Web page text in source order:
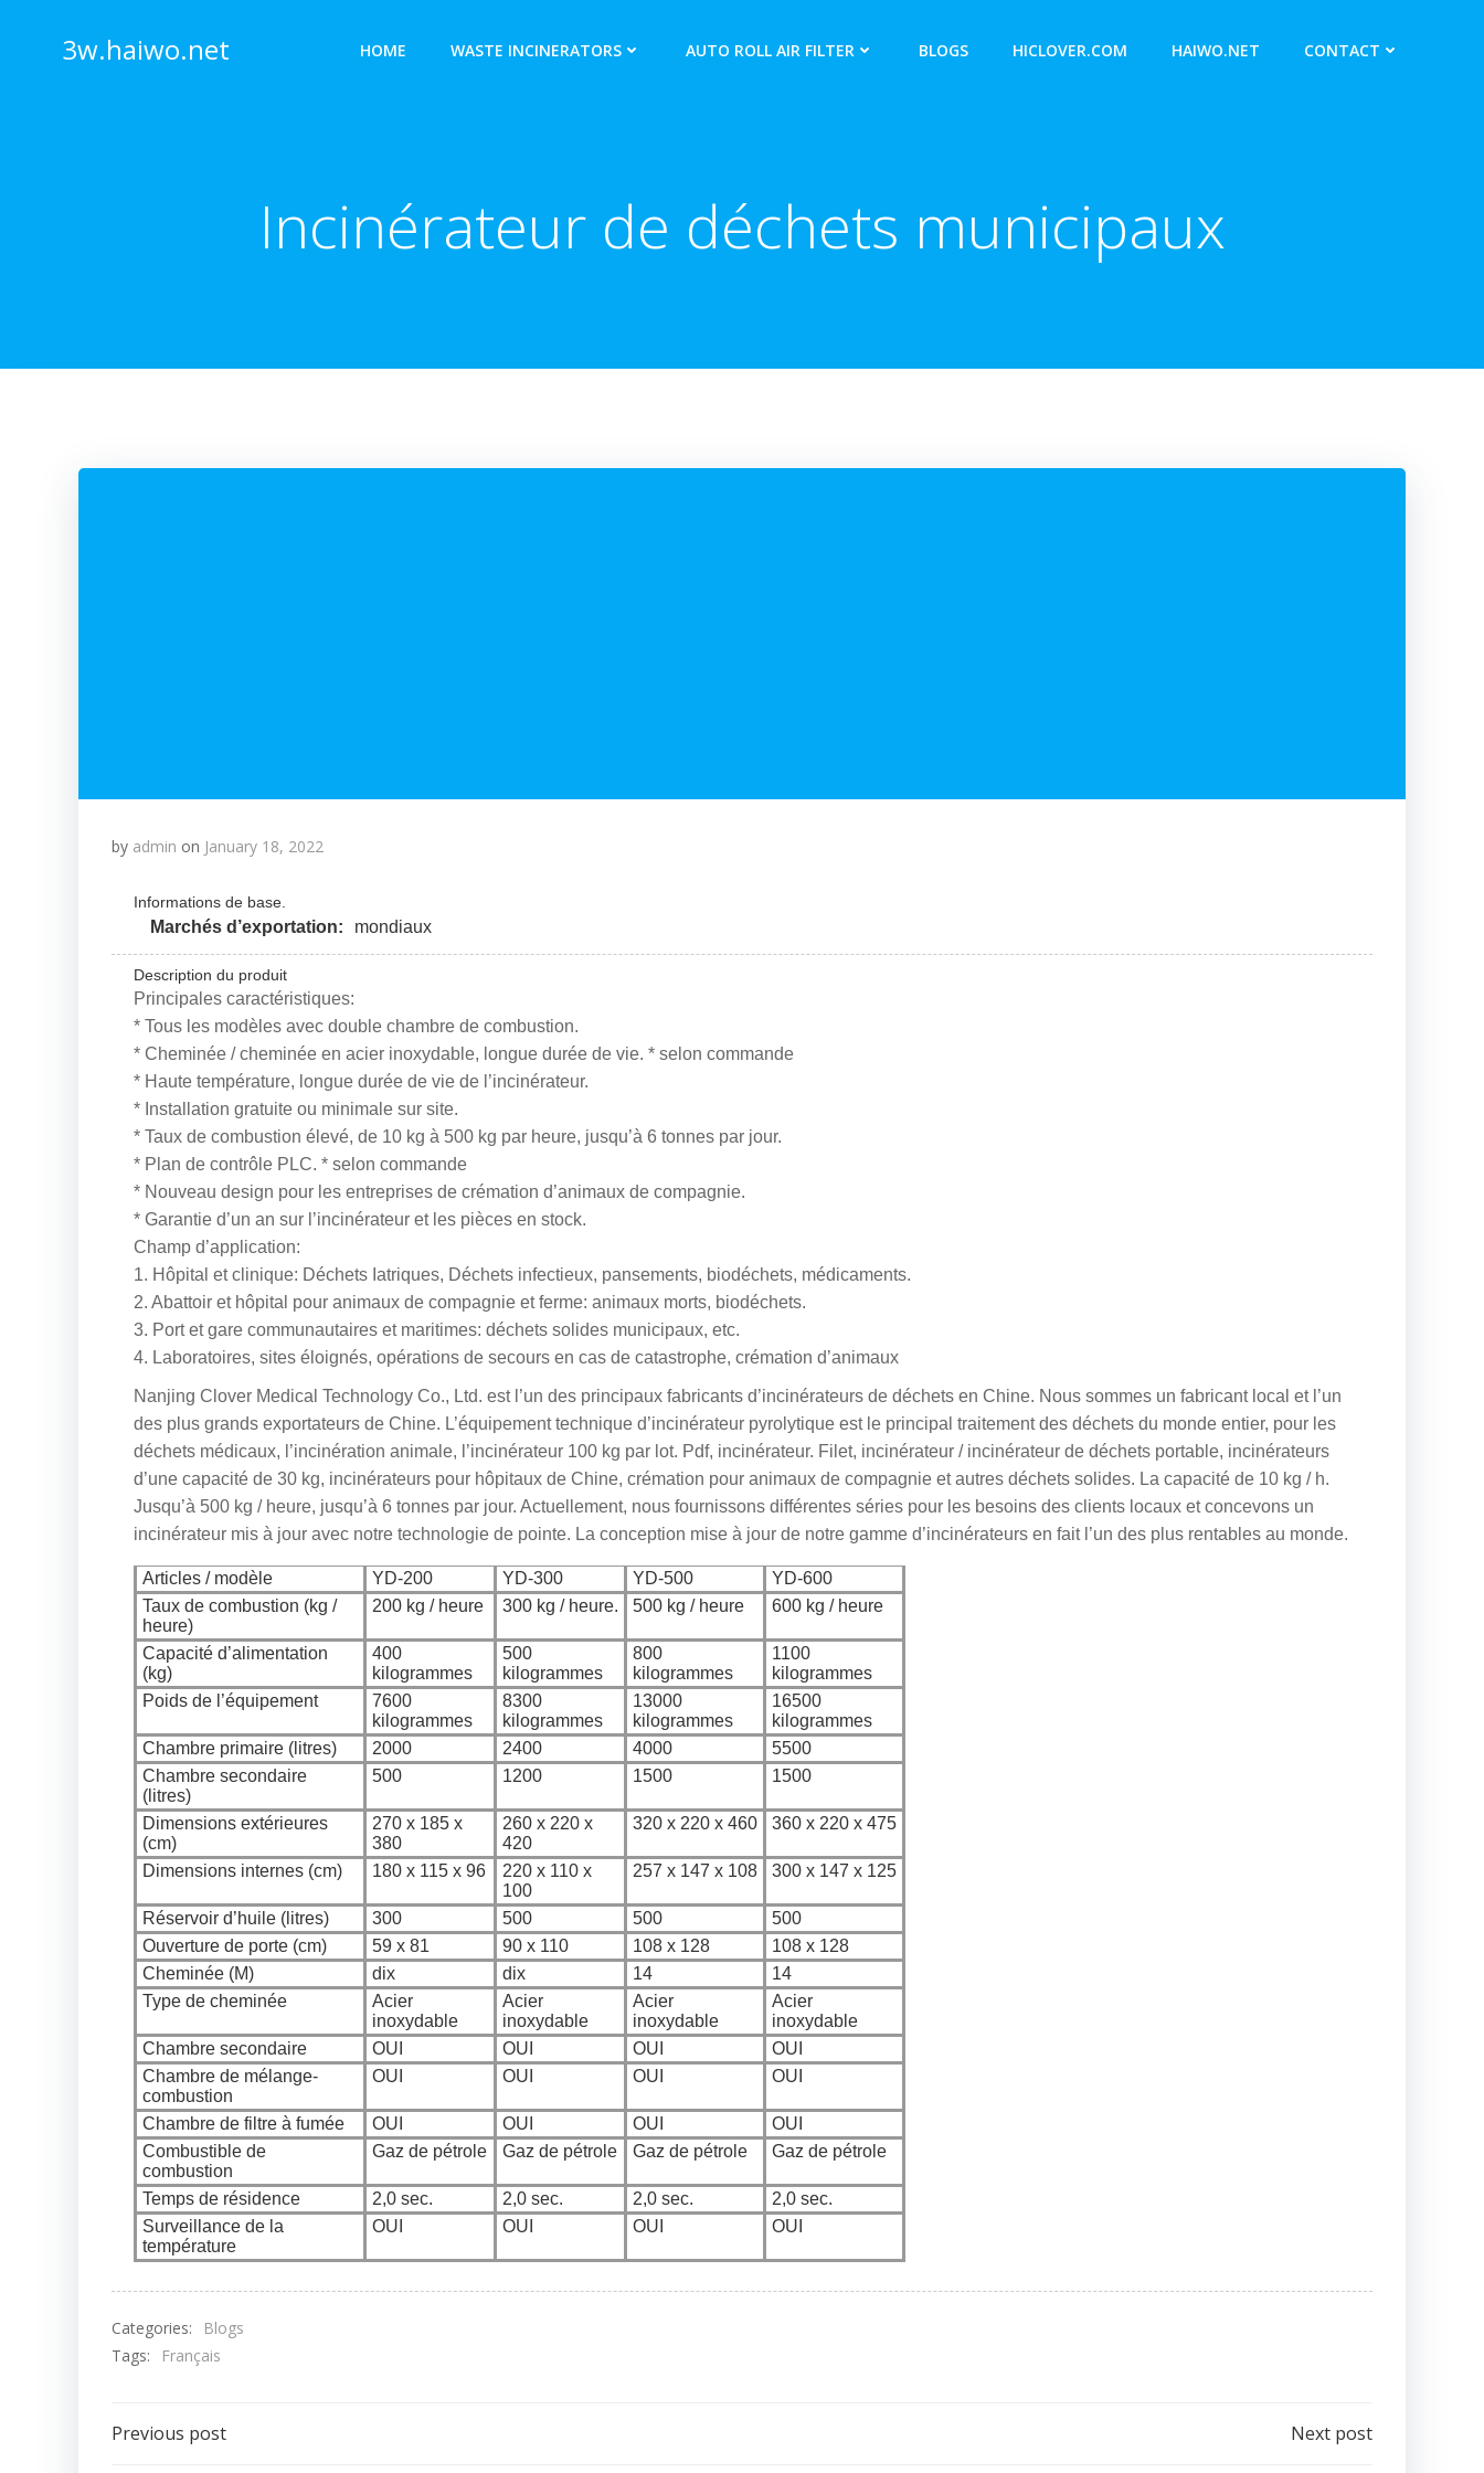
3w.haiwo.net HOME WASTE INCINERATORS AUTO ROLL AIR FILTER BLOGS HICLOVER.COM HAIWO.NET CONTACT
Incinérateur de déchets municipaux
by admin on January 18, 2022
Informations de base.
Marchés d’exportation: mondiaux
Description du produit
Principales caractéristiques:
* Tous les modèles avec double chambre de combustion.
* Cheminée / cheminée en acier inoxydable, longue durée de vie. * selon commande
* Haute température, longue durée de vie de l’incinérateur.
* Installation gratuite ou minimale sur site.
* Taux de combustion élevé, de 10 kg à 500 kg par heure, jusqu’à 6 tonnes par jour.
* Plan de contrôle PLC. * selon commande
* Nouveau design pour les entreprises de crémation d’animaux de compagnie.
* Garantie d’un an sur l’incinérateur et les pièces en stock.
Champ d’application:
1. Hôpital et clinique: Déchets Iatriques, Déchets infectieux, pansements, biodéchets, médicaments.
2. Abattoir et hôpital pour animaux de compagnie et ferme: animaux morts, biodéchets.
3. Port et gare communautaires et maritimes: déchets solides municipaux, etc.
4. Laboratoires, sites éloignés, opérations de secours en cas de catastrophe, crémation d’animaux
Nanjing Clover Medical Technology Co., Ltd. est l’un des principaux fabricants d’incinérateurs de déchets en Chine. Nous sommes un fabricant local et l’un
des plus grands exportateurs de Chine. L’équipement technique d’incinérateur pyrolytique est le principal traitement des déchets du monde entier, pour les
déchets médicaux, l’incinération animale, l’incinérateur 100 kg par lot. Pdf, incinérateur. Filet, incinérateur / incinérateur de déchets portable, incinérateurs
d’une capacité de 30 kg, incinérateurs pour hôpitaux de Chine, crémation pour animaux de compagnie et autres déchets solides. La capacité de 10 kg / h.
Jusqu’à 500 kg / heure, jusqu’à 6 tonnes par jour. Actuellement, nous fournissons différentes séries pour les besoins des clients locaux et concevons un
incinérateur mis à jour avec notre technologie de pointe. La conception mise à jour de notre gamme d’incinérateurs en fait l’un des plus rentables au monde.
Articles / modèle YD-200 YD-300 YD-500
YD-600
Taux de combustion (kg /
heure)
200 kg / heure 300 kg / heure. 500 kg / heure 600 kg / heure
Capacité d’alimentation
(kg)
400
kilogrammes
500
kilogrammes
800
kilogrammes
1100
kilogrammes
Poids de l’équipement
7600
kilogrammes
8300
kilogrammes
13000
kilogrammes
16500
kilogrammes
Chambre primaire (litres)
2000 2400 4000
5500
Chambre secondaire
(litres)
500 1200 1500 1500
Dimensions extérieures
(cm)
270 x 185 x
380
260 x 220 x
420
320 x 220 x 460 360 x 220 x 475
Dimensions internes (cm) 180 x 115 x 96
220 x 110 x
100
257 x 147 x 108 300 x 147 x 125
Réservoir d’huile (litres) 300 500 500
500
Ouverture de porte (cm)
59 x 81 90 x 110 108 x 128
108 x 128
Cheminée (M)
dix dix 14
14
Type de cheminée
Acier
inoxydable
Acier
inoxydable
Acier
inoxydable
Acier
inoxydable
Chambre secondaire
OUI OUI OUI
OUI
Chambre de mélange-
combustion
OUI OUI OUI OUI
Chambre de filtre à fumée OUI OUI OUI
OUI
Combustible de
combustion
Gaz de pétrole Gaz de pétrole Gaz de pétrole Gaz de pétrole
Temps de résidence 2,0 sec. 2,0 sec. 2,0 sec.
2,0 sec.
Surveillance de la
température
OUI OUI OUI OUI
Categories:
Blogs
Tags:
Français
Post
Previous post Next post